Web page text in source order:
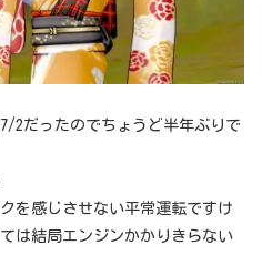
2だったのでちょうど半年ぶりで
を感じさせない平常運転ですけ
は結局エンジンかかりきらない